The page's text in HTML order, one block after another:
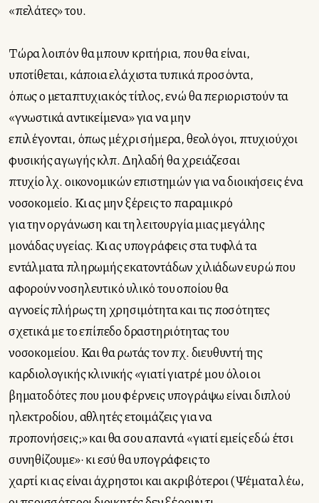
«πελάτες» του.
Τώρα λοιπόν θα μπουν κριτήρια, που θα είναι,
υποτίθεται, κάποια ελάχιστα τυπικά προσόντα,
όπως ο μεταπτυχιακός τίτλος, ενώ θα περιοριστούν τα
«γνωστικά αντικείμενα» για να μην
επιλέγονται, όπως μέχρι σήμερα, θεολόγοι, πτυχιούχοι
φυσικής αγωγής κλπ. Δηλαδή θα χρειάζεσαι
πτυχίο λχ. οικονομικών επιστημών για να διοικήσεις ένα
νοσοκομείο. Κι ας μην ξέρεις το παραμικρό
για την οργάνωση και τη λειτουργία μιας μεγάλης
μονάδας υγείας. Κι ας υπογράφεις στα τυφλά τα
εντάλματα πληρωμής εκατοντάδων χιλιάδων ευρώ που
αφορούν νοσηλευτικό υλικό του οποίου θα
αγνοείς πλήρως τη χρησιμότητα και τις ποσότητες
σχετικά με το επίπεδο δραστηριότητας του
νοσοκομείου. Και θα ρωτάς τον πχ. διευθυντή της
καρδιολογικής κλινικής «γιατί γιατρέ μου όλοι οι
βηματοδότες που μου φέρνεις υπογράψω είναι διπλού
ηλεκτροδίου, αθλητές ετοιμάζεις για να
προπονήσεις;» και θα σου απαντά «γιατί εμείς εδώ έτσι
συνηθίζουμε»· κι εσύ θα υπογράφεις το
χαρτί κι ας είναι άχρηστοι και ακριβότεροι (Ψέματα λέω,